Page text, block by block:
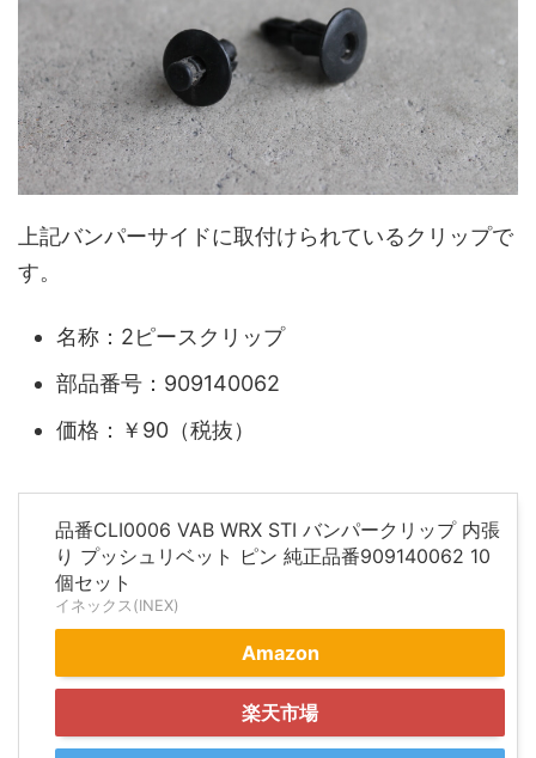
上記バンパーサイドに取付けられているクリップで
す。
名称：2ピースクリップ
部品番号：909140062
価格：￥90（税抜）
品番CLI0006 VAB WRX STI バンパークリップ 内張
り プッシュリベット ピン 純正品番909140062 10
個セット
イネックス(INEX)
Amazon
楽天市場